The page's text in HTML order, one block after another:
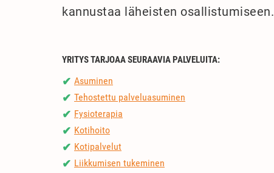
kannustaa läheisten osallistumiseen.
YRITYS TARJOAA SEURAAVIA PALVELUITA:
✔ Asuminen
✔ Tehostettu palveluasuminen
✔ Fysioterapia
✔ Kotihoito
✔ Kotipalvelut
✔ Liikkumisen tukeminen